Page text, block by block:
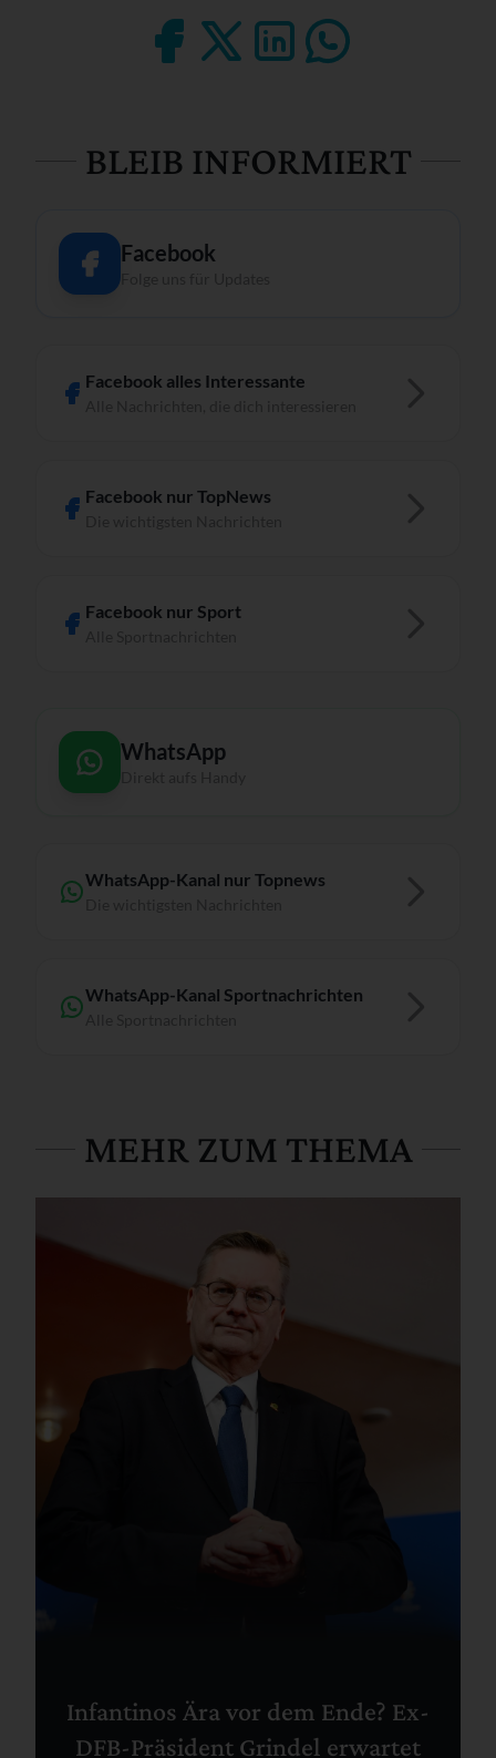
BLEIB INFORMIERT
Facebook
Facebook alles Interessante
Facebook nur TopNews
Facebook nur Sport
WhatsApp
WhatsApp-Kanal nur Topnews
WhatsApp-Kanal Sportnachrichten
MEHR ZUM THEMA
Infantinos Ära vor dem Ende? Ex-
DFB-Präsident Grindel erwartet